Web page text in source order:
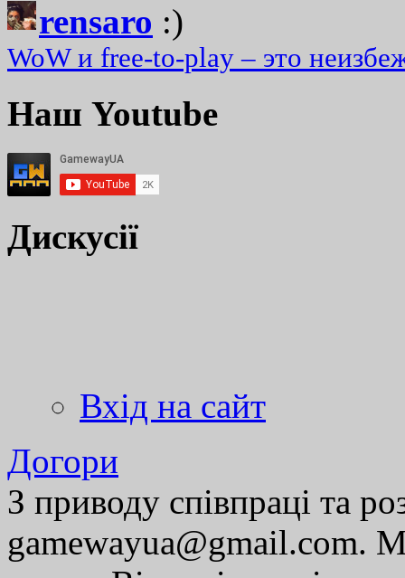
rensaro :)
WoW и free-to-play – это
Наш Youtube
Дискусії
Вхід на сайт
Догори
З приводу співпраці та
gamewayua@gmail.com.